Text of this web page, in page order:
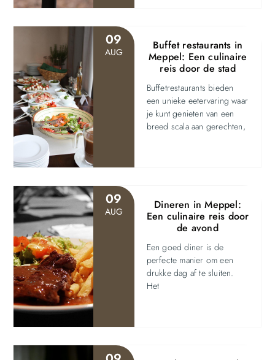
09
AUG
Buffet restaurants in
Meppel: Een culinaire
reis door de stad
Buffetrestaurants bieden
een unieke eetervaring waar
je kunt genieten van een
breed scala aan gerechten,
09
AUG
Dineren in Meppel:
Een culinaire reis door
de avond
Een goed diner is de
perfecte manier om een
drukke dag af te sluiten.
Het